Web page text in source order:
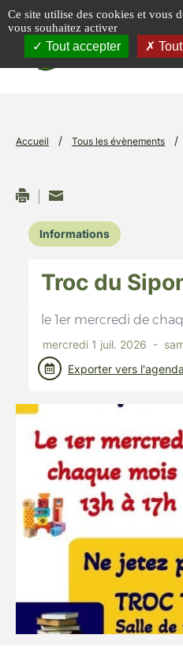
Accueil / Tous les évènements /
Informations
Troc du
le 1er mercredi de
mercredi 1 juil. 2026 -
Exporter vers l'agenda
Ce site utilise des cookies et vous
vous souhaitez activer
Tout accepter